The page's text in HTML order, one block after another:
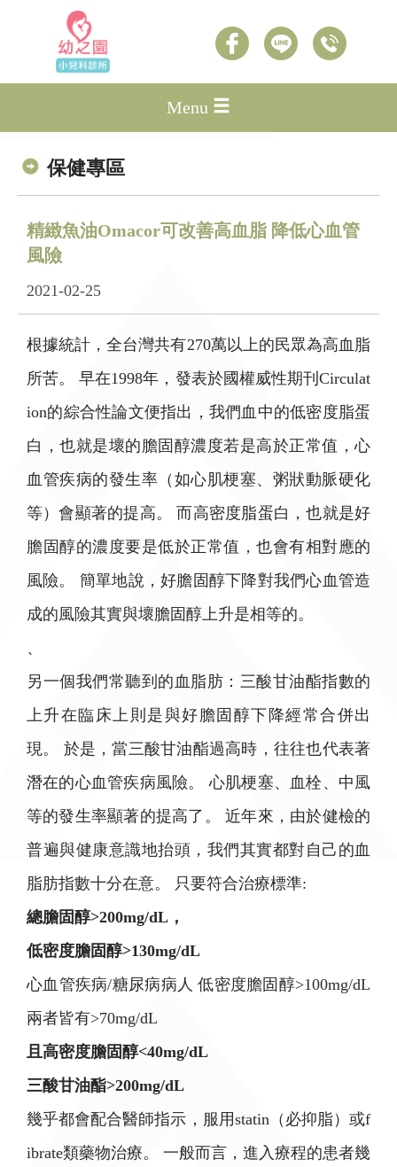
Menu
保健專區
精緻魚油Omacor可改善高血脂 降低心血管
風險
2021-02-25
根據統計，全台灣共有270萬以上的民眾為高血脂
所苦。 早在1998年，發表於國權威性期刊Circulat
ion的綜合性論文便指出，我們血中的低密度脂蛋
白，也就是壞的膽固醇濃度若是高於正常值，心
血管疾病的發生率（如心肌梗塞、粥狀動脈硬化
等）會顯著的提高。 而高密度脂蛋白，也就是好
膽固醇的濃度要是低於正常值，也會有相對應的
風險。 簡單地說，好膽固醇下降對我們心血管造
成的風險其實與壞膽固醇上升是相等的。
、
另一個我們常聽到的血脂肪：三酸甘油酯指數的
上升在臨床上則是與好膽固醇下降經常合併出
現。 於是，當三酸甘油酯過高時，往往也代表著
潛在的心血管疾病風險。 心肌梗塞、血栓、中風
等的發生率顯著的提高了。 近年來，由於健檢的
普遍與健康意識地抬頭，我們其實都對自己的血
脂肪指數十分在意。 只要符合治療標準:
總膽固醇>200mg/dL，
低密度膽固醇>130mg/dL
心血管疾病/糖尿病病人 低密度膽固醇>100mg/dL
兩者皆有>70mg/dL
且高密度膽固醇<40mg/dL
三酸甘油酯>200mg/dL
幾乎都會配合醫師指示，服用statin（必抑脂）或f
ibrate類藥物治療。 一般而言，進入療程的患者幾